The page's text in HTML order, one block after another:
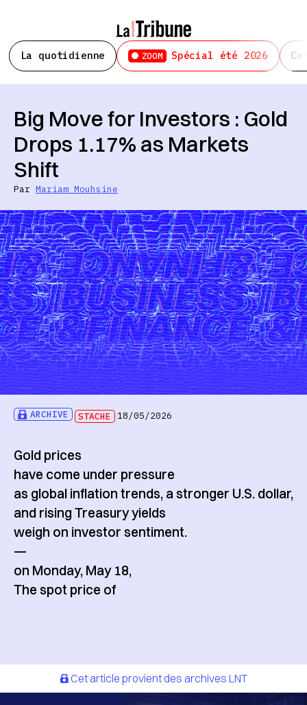
La quotidienne ZOOM Spécial été 2026
ARCHIVE STACHE 18/05/2026
Big Move for Investors : Gold
Drops 1.17% as Markets
Shift
Par Mariam Mouhsine
Gold prices
have come under pressure
as global inflation trends, a stronger U.S. dollar,
and rising Treasury yields
weigh on investor sentiment.
—
on Monday, May 18,
The spot price of
Cet article provient des archives LNT